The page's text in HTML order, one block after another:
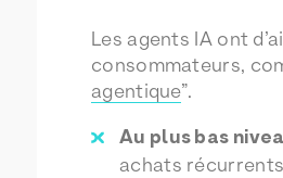
Les agents IA ont
consommateurs,
agentique”.
Au plus bas
achats